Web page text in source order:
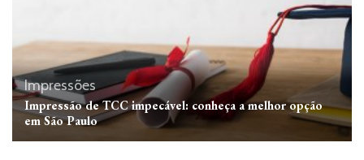
Impressões
Impressão de TCC impecável: conheça a melhor opção
em São Paulo